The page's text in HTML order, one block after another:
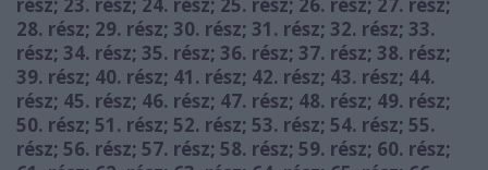
rész; 23. rész; 24. rész; 25. rész; 26. rész; 27. rész;
28. rész; 29. rész; 30. rész; 31. rész; 32. rész; 33.
rész; 34. rész; 35. rész; 36. rész; 37. rész; 38. rész;
39. rész; 40. rész; 41. rész; 42. rész; 43. rész; 44.
rész; 45. rész; 46. rész; 47. rész; 48. rész; 49. rész;
50. rész; 51. rész; 52. rész; 53. rész; 54. rész; 55.
rész; 56. rész; 57. rész; 58. rész; 59. rész; 60. rész;